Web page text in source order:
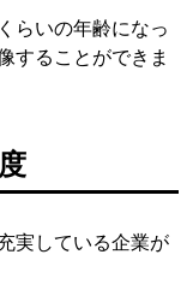
らいの年齢になっ
することができま
実している企業が